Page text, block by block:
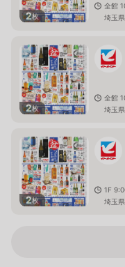
2枚
全館
埼玉
2枚
全館
埼玉
2枚
1F
埼玉